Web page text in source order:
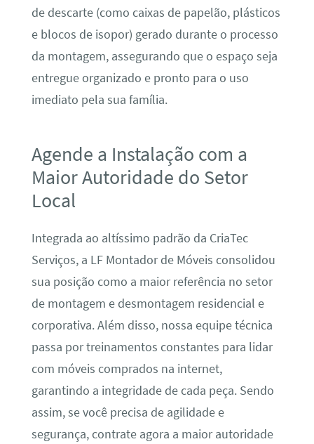
de descarte (como caixas de papelão, plásticos
e blocos de isopor) gerado durante o processo
da montagem, assegurando que o espaço seja
entregue organizado e pronto para o uso
imediato pela sua família.
Agende a Instalação com a
Maior Autoridade do Setor
Local
Integrada ao altíssimo padrão da CriaTec
Serviços, a LF Montador de Móveis consolidou
sua posição como a maior referência no setor
de montagem e desmontagem residencial e
corporativa. Além disso, nossa equipe técnica
passa por treinamentos constantes para lidar
com móveis comprados na internet,
garantindo a integridade de cada peça. Sendo
assim, se você precisa de agilidade e
segurança, contrate agora a maior autoridade